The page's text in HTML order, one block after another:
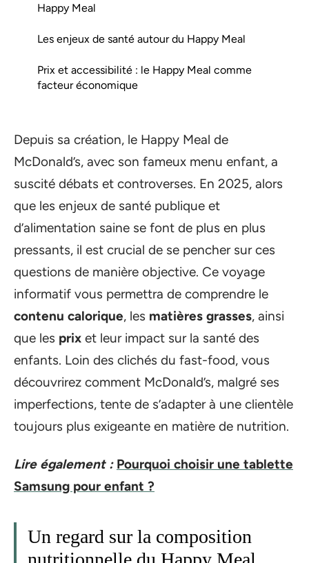
Happy Meal
Les enjeux de santé autour du Happy Meal
Prix et accessibilité : le Happy Meal comme
facteur économique
Depuis sa création, le Happy Meal de
McDonald’s, avec son fameux menu enfant, a
suscité débats et controverses. En 2025, alors
que les enjeux de santé publique et
d’alimentation saine se font de plus en plus
pressants, il est crucial de se pencher sur ces
questions de manière objective. Ce voyage
informatif vous permettra de comprendre le
contenu calorique, les matières grasses, ainsi
que les prix et leur impact sur la santé des
enfants. Loin des clichés du fast-food, vous
découvrirez comment McDonald’s, malgré ses
imperfections, tente de s’adapter à une clientèle
toujours plus exigeante en matière de nutrition.
Lire également : Pourquoi choisir une tablette
Samsung pour enfant ?
Un regard sur la composition